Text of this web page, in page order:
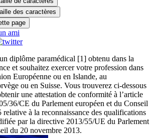
diplôme paramédical [1] obtenu dans la
et souhaitez exercer votre profession dans
Européenne ou en Islande, au
ou en Suisse. Vous trouverez ci-dessous
une attestation de conformité à l’article
36/CE du Parlement européen et du Conseil
relative à la reconnaissance des qualifications
par la directive 2013/55/UE du Parlement
du 20 novembre 2013.